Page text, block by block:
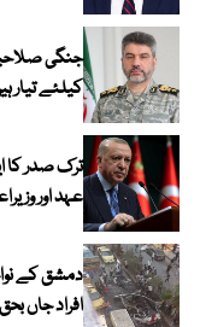
جنگی
کیلئے تیار
ترک صدر کا
عہد اور
افراد جاں